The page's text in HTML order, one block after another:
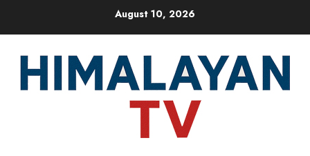
August 10, 2026